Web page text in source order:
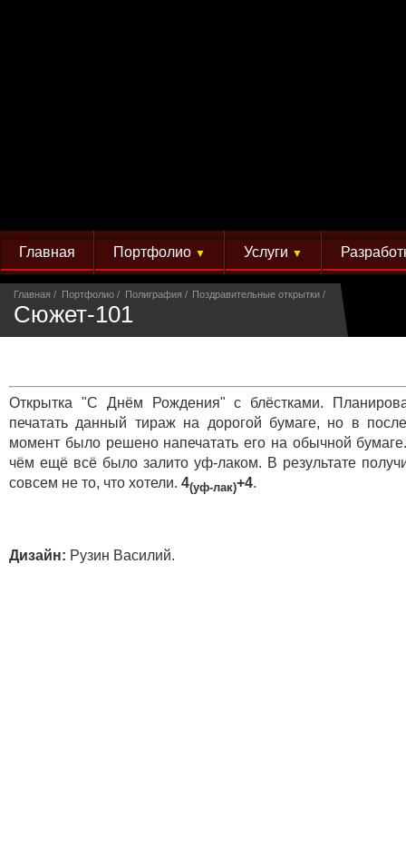
Главная Портфолио ▼ Услуги ▼
Главная Портфолио Полиграфия Поздравительные открытки
Сюжет-101
Открытка "С Днём Рождения" с блёстками.
печатать данный тираж на дорогой бумаге, но в
момент было решено напечатать его на обычной
чём ещё всё было залито уф-лаком. В результате
совсем не то, что хотели. 4(уф-лак)+4.
Дизайн: Рузин Василий.